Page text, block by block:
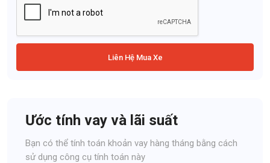
Liên Hệ Mua Xe
Ước tính vay và lãi suất
Bạn có thể tính toán khoản vay hàng tháng bằng cách
sử dụng công cụ tính toán này